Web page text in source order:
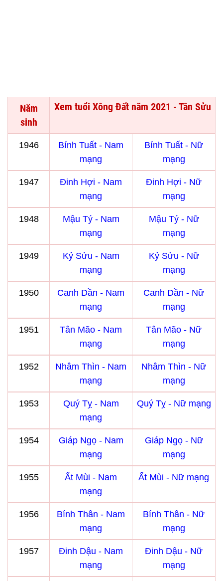
Năm
sinh
Xem tuổi Xông Đất năm 2021 - Tân Sửu
1946
Bính Tuất - Nam
mạng
Bính Tuất - Nữ
mạng
1947
Đinh Hợi - Nam
mạng
Đinh Hợi - Nữ
mạng
1948
Mậu Tý - Nam
mạng
Mậu Tý - Nữ
mạng
1949
Kỷ Sửu - Nam
mạng
Kỷ Sửu - Nữ
mạng
1950
Canh Dần - Nam
mạng
Canh Dần - Nữ
mạng
1951
Tân Mão - Nam
mạng
Tân Mão - Nữ
mạng
1952
Nhâm Thìn - Nam
mạng
Nhâm Thìn - Nữ
mạng
1953
Quý Tỵ - Nam
mạng
Quý Tỵ - Nữ mạng
1954
Giáp Ngọ - Nam
mạng
Giáp Ngọ - Nữ
mạng
1955
Ất Mùi - Nam
mạng
Ất Mùi - Nữ mạng
1956
Bính Thân - Nam
mạng
Bính Thân - Nữ
mạng
1957
Đinh Dậu - Nam
mạng
Đinh Dậu - Nữ
mạng